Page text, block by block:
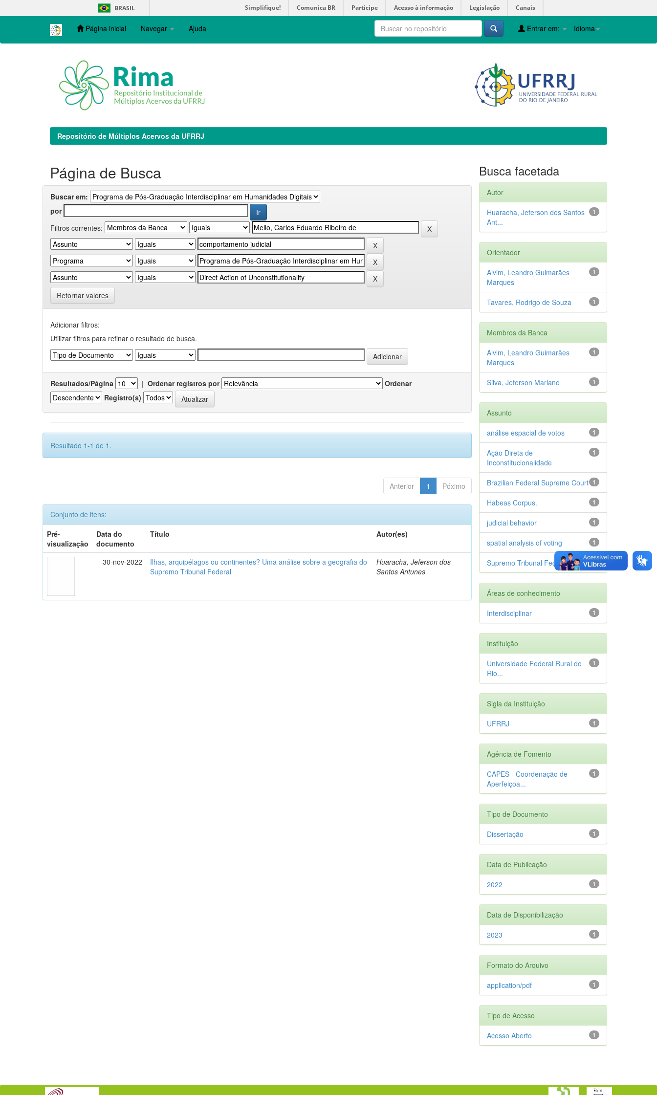
navigation
BRASIL Simplifique! Comunica BR Participe Acesso à informação Legislação Canais
Página inicial Navegar Ajuda Idioma
Entrar em:
Repositório de Múltiplos Acervos da UFRRJ
Página de Busca
Buscar em:
por
Filtros correntes:
Retornar valores
Adicionar filtros:
Utilizar filtros para refinar o resultado de busca.
Resultados/Página | Ordenar registros por
Ordenar
Registro(s)
Resultado 1-1 de 1.
Anterior 1 Póximo
Conjunto de itens:
Pré-
visualização
Data do
documento
Título Autor(es)
30-nov-2022
Ilhas, arquipélagos ou continentes? Uma análise sobre a geografia do
Supremo Tribunal Federal
Huaracha, Jeferson dos
Santos Antunes
Busca facetada
Autor
1
Huaracha, Jeferson dos Santos
Ant...
Orientador
1
Alvim, Leandro Guimarães
Marques
1
Tavares, Rodrigo de Souza
Membros da Banca
1
Alvim, Leandro Guimarães
Marques
1
Silva, Jeferson Mariano
Assunto
1
análise espacial de votos
1
Ação Direta de
Inconstitucionalidade
1
Brazilian Federal Supreme Court
1
Habeas Corpus.
1
judicial behavior
1
spatial analysis of voting
1
Supremo Tribunal Federal
Áreas de conhecimento
1
Interdisciplinar
Instituição
1
Universidade Federal Rural do
Rio...
Sigla da Instituição
1
UFRRJ
Agência de Fomento
1
CAPES - Coordenação de
Aperfeiçoa...
Tipo de Documento
1
Dissertação
Data de Publicação
1
2022
Data de Disponibilização
1
2023
Formato do Arquivo
1
application/pdf
Tipo de Acesso
1
Acesso Aberto